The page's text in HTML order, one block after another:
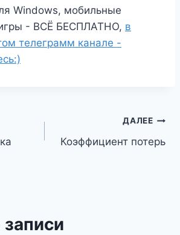
Windows, мобильные
- ВСЁ БЕСПЛАТНО, в
телеграмм канале -
ДАЛЕЕ
Коэффициент потерь